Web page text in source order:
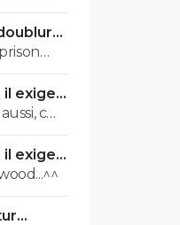
du
est
que
il exige
pose
il exige